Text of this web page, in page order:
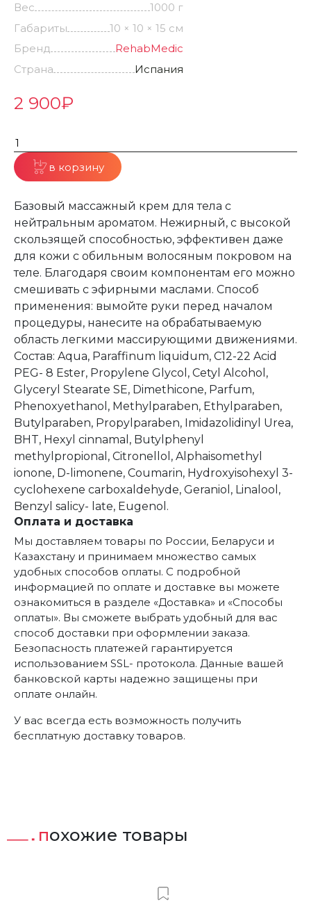
Вес
1000 г
Габариты
10 × 10 × 15 см
Бренд
RehabMedic
Страна
Испания
2 900₽
в корзину
Базовый массажный крем для тела с
нейтральным ароматом. Нежирный, с высокой
скользящей способностью, эффективен даже
для кожи с обильным волосяным покровом на
теле. Благодаря своим компонентам его можно
смешивать с эфирными маслами. Способ
применения: вымойте руки перед началом
процедуры, нанесите на обрабатываемую
область легкими массирующими движениями.
Состав: Aqua, Paraffinum liquidum, C12-22 Acid
PEG- 8 Ester, Propylene Glycol, Cetyl Alcohol,
Glyceryl Stearate SE, Dimethicone, Parfum,
Phenoxyethanol, Methylparaben, Ethylparaben,
Butylparaben, Propylparaben, Imidazolidinyl Urea,
BHT, Hexyl cinnamal, Butylphenyl
methylpropional, Citronellol, Alphaisomethyl
ionone, D-limonene, Coumarin, Hydroxyisohexyl 3-
cyclohexene carboxaldehyde, Geraniol, Linalool,
Benzyl salicy- late, Eugenol.
Оплата и доставка
Мы доставляем товары по России, Беларуси и
Казахстану и принимаем множество самых
удобных способов оплаты. С подробной
информацией по оплате и доставке вы можете
ознакомиться в разделе «Доставка» и «Способы
оплаты». Вы сможете выбрать удобный для вас
способ доставки при оформлении заказа.
Безопасность платежей гарантируется
использованием SSL- протокола. Данные вашей
банковской карты надежно защищены при
оплате онлайн.
У вас всегда есть возможность получить
бесплатную доставку товаров.
похожие товары